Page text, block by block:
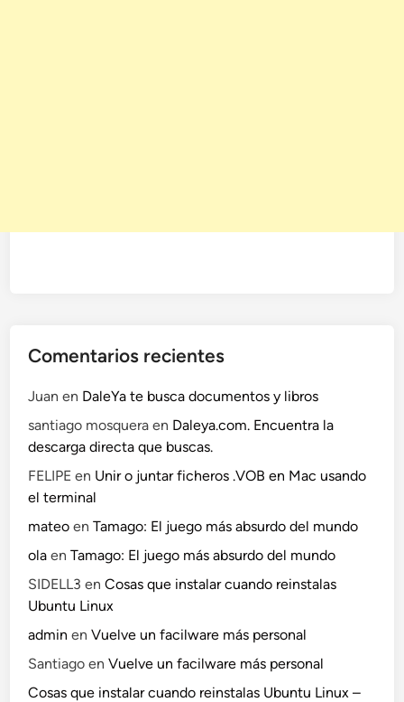
Comentarios recientes
Juan en DaleYa te busca documentos y libros
santiago mosquera en Daleya.com. Encuentra la
descarga directa que buscas.
FELIPE en Unir o juntar ficheros .VOB en Mac usando
el terminal
mateo enTamago: El juego más absurdo del mundo
ola enTamago: El juego más absurdo del mundo
SIDELL3 enCosas que instalar cuando reinstalas
Ubuntu Linux
admin enVuelve un facilware más personal
Santiago enVuelve un facilware más personal
Cosas que instalar cuando reinstalas Ubuntu Linux –